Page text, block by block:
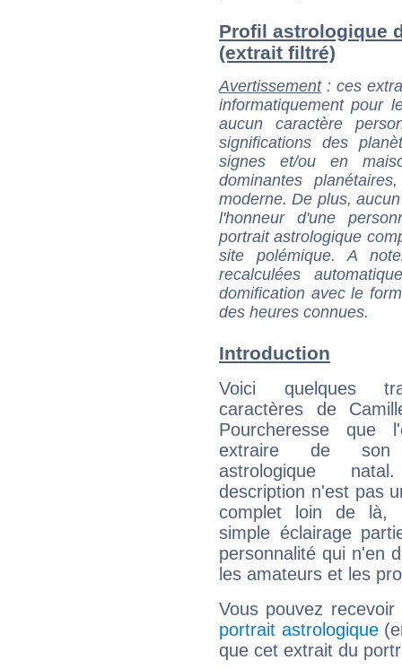
Profil astrologique
(extrait filtré)
Avertissement: ces
informatiquement pour
aucun caractère
significations des
signes et/ou en
dominantes
moderne. De plus,
l'honneur d'une
portrait astrologique
site polémique. A
recalculées
domification avec le
des heures connues.
Introduction
Voici quelques
caractères de
Pourcheresse que
extraire de son
astrologique
description n'est pas
complet loin de là,
simple éclairage
personnalité qui n'en
les amateurs et les
Vous pouvez
portrait astrologique
que cet extrait du